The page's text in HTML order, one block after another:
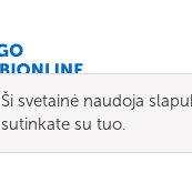
Ši svetainė naudoja
sutinkate su tuo.